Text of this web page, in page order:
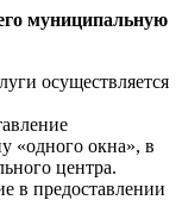
муниципальную
осуществляется
«одного окна», в
центра.
в предоставлении